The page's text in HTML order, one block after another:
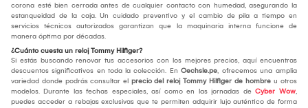
corona esté bien cerrada antes de cualquier contacto con humedad, asegurando la
estanqueidad de la caja. Un cuidado preventivo y el cambio de pila a tiempo en
servicios técnicos autorizados garantizan que la maquinaria interna funcione de
manera óptima por décadas.
¿Cuánto cuesta un reloj Tommy Hilfiger?
Si estás buscando renovar tus accesorios con los mejores precios, aquí encuentras
descuentos significativos en toda la colección. En Oechsle.pe, ofrecemos una amplia
variedad donde podrás consultar el precio del reloj Tommy Hilfiger de hombre u otros
modelos. Durante las fechas especiales, así como en las jornadas de Cyber Wow,
puedes acceder a rebajas exclusivas que te permiten adquirir lujo auténtico de forma